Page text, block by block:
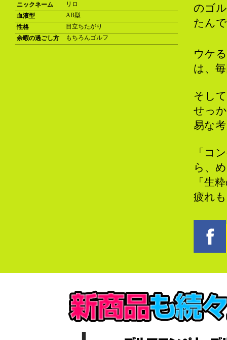
のゴ
たん
ウケ
は、
そし
せっ
易な
「コ
ら、
「生
疲れ
ニックネーム
リロ
血液型
AB型
性格
目立ちたがり
余暇の過ごし方
もちろんゴルフ